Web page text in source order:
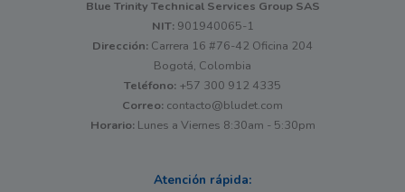
Blue Trinity Technical Services Group SAS
NIT:901940065-1
Dirección: Carrera 16 #76-42 Oficina 204
Bogotá, Colombia
Teléfono: +57 300 912 4335
Correo: contacto@bludet.com
Horario:Lunes a Viernes 8:30am - 5:30pm
Atención rápida: